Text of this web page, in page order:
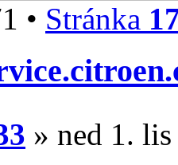
• Stránka
» ned 1.